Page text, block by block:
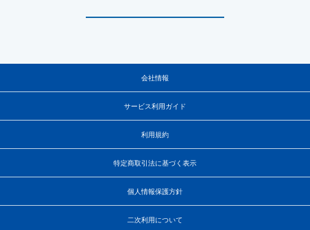
会社情報
サービス利用ガイド
利用規約
特定商取引法に基づく表示
個人情報保護方針
二次利用について